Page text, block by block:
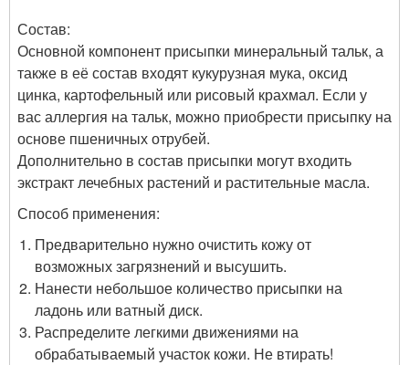
Состав:
Основной компонент присыпки минеральный тальк, а
также в её состав входят кукурузная мука, оксид
цинка, картофельный или рисовый крахмал. Если у
вас аллергия на тальк, можно приобрести присыпку на
основе пшеничных отрубей.
Дополнительно в состав присыпки могут входить
экстракт лечебных растений и растительные масла.
Способ применения:
Предварительно нужно очистить кожу от
возможных загрязнений и высушить.
Нанести небольшое количество присыпки на
ладонь или ватный диск.
Распределите легкими движениями на
обрабатываемый участок кожи. Не втирать!